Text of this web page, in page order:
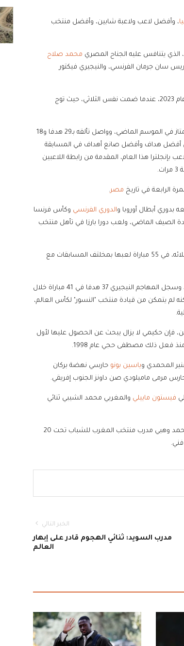
، وأفضل لاعب ولاعبة شابين، وأفضل منتخب
الذي يتنافس عليه الجناح المصري محمد صلاح
سان جرمان الفرنسي، والنيجيري فيكتور
ويأتي الترشيح ليعيد إلى الأذهان قائمة المرشحين للفوز بالجائزة نفسها عام 2023، عندما ضمت نفس الثلاثي، حيث توج
وتقمص صلاح دور البطولة في تتويج ليفربول بلقب الدوري الإنجليزي الممتاز في الموسم الماضي، وواصل تألقه بـ29 هدفا و18
تهديفية، ليتوج بجائزتي أفضل هداف وأفضل صانع أهداف في المسابقة
بإنجلترا هذا العام، المقدمة من رابطة اللاعبين
مصر.
بدوري أبطال أوروبا والدوري الفرنسي وكأس فرنسا
الصيف الماضي، ولعب دورا بارزا في تأهل منتخب
وخلال الموسم الماضي، أحرز حكيمي 11 هدفا وقدم 16 تمريرة حاسمة لزملائه، في 55 مباراة لعبها بمخلتف المسابقات مع
في المقابل، واصل أوسيمين تقديم أرقام تهديفية مميزة مع ناديه التركي، وسجل المهاجم النيجيري 37 هدفا في 41 مباراة خلال
لم يتمكن من قيادة منتخب "النسور" لكأس العالم،
وفاز أوسيمين بها قبل عامين، فإن حكيمي لا يزال يبحث عن الحصول عليها لأول
فعل ذلك مصطفى حجي عام 1998.
المحمدي وياسين بونو حارسي نهضة بركان
حارس مرمى ماميلودي صن داونز الجنوب إفريقي.
فيستون ماييلي والمغربي محمد الشيبي ثنائي
ويتافس كل من بوبستا المدير الفني لمنتخب الرأس الأخضر، والمغربي محمد وهبي مدرب منتخب المغرب للشباب تحت 20
الخبر التالي
مدرب السويد: ثنائي الهجوم قادر على إبهار
العالم